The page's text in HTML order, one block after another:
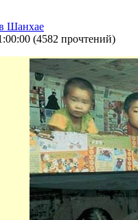
Шанхае
(4582 прочтений)